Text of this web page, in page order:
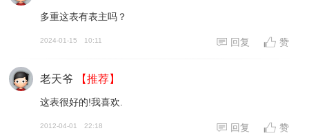
多重这表有表主吗？
2024-01-15 10:11 回复 赞
老天爷 【推荐】
这表很好的!我喜欢.
2012-04-01 22:18 回复 赞